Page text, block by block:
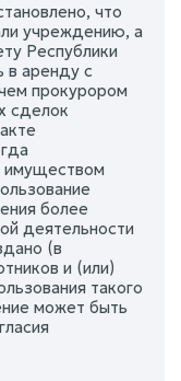
что
учреждению, а
Республики
в аренду с
прокурором
сделок
имуществом
более
деятельности
(в
и (или)
такого
может быть